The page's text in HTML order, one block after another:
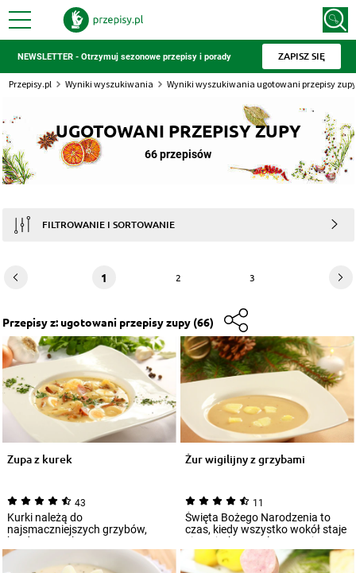
NEWSLETTER - Otrzymuj sezonowe przepisy i porady ZAPISZ SIĘ
Przepisy.pl Wyniki wyszukiwania Wyniki wyszukiwania ugotowani przepisy zupy
UGOTOWANI PRZEPISY ZUPY
66 przepisów
FILTROWANIE I SORTOWANIE
1 2 3
Przepisyz: ugotowani przepisy zupy(66)
Zupa z kurek
43
Kurki należą do
najsmaczniejszych grzybów,
bardzo szeroko
wykorzystywanych w polskiej
kuchni. Swo...
Żur wigilijny z grzybami
11
Święta Bożego Narodzenia to
czas, kiedy wszystko wokół staje
się wyjątkowe. Dlatego też
sięgamy w...